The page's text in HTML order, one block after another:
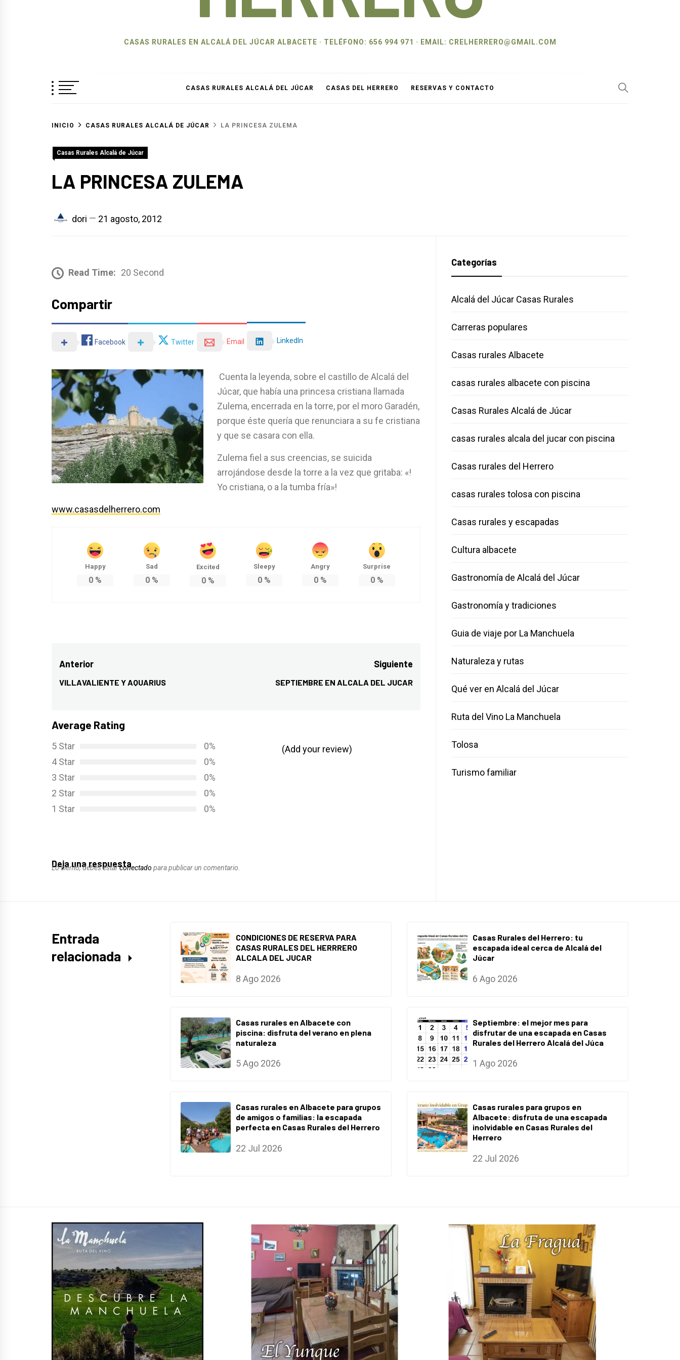
CASAS RURALES EN ALCALÁ DEL JÚCAR ALBACETE · TELÉFONO: 656 994 971 · EMAIL: CRELHERRERO@GMAIL.COM
CASAS RURALES ALCALÁ DEL JÚCAR CASAS DEL HERRERO RESERVAS Y CONTACTO
INICIO CASAS RURALES ALCALÁ DE JÚCAR LA PRINCESA ZULEMA
Casas Rurales Alcalá de Júcar
LA PRINCESA ZULEMA
dori 21 agosto, 2012
Read Time: 20 Second
Compartir
Facebook Twitter Email LinkedIn
Cuenta la leyenda, sobre el castillo de Alcalá del
Júcar, que había una princesa cristiana llamada
Zulema, encerrada en la torre, por el moro Garadén,
porque éste quería que renunciara a su fe cristiana
y que se casara con ella.
Zulema fiel a sus creencias, se suicida
arrojándose desde la torre a la vez que gritaba: «!
Yo cristiana, o a la tumba fría»!
www.casasdelherrero.com
Happy
0 %
Sad
0%
Excited
0%
Sleepy
0 %
Angry
0 %
Surprise
0%
Navegación
de
Anterior
Entrada
VILLAVALIENTE Y AQUARIUS
Siguiente
Entrada
SEPTIEMBRE EN ALCALA DEL JUCAR
Average Rating
5 Star
0%
4 Star
0%
3 Star
0%
2 Star
0%
1 Star
0%
(Add your review)
Deja una respuesta
Lo siento, debes estarconectado para publicar un comentario.
Categorías
Alcalá del Júcar Casas Rurales
Carreras populares
Casas rurales Albacete
casas rurales albacete con piscina
Casas Rurales Alcalá de Júcar
casas rurales alcala del jucar con piscina
Casas rurales del Herrero
casas rurales tolosa con piscina
Casas rurales y escapadas
Cultura albacete
Gastronomía de Alcalá del Júcar
Gastronomía y tradiciones
Guia de viaje por La Manchuela
Naturaleza y rutas
Qué ver en Alcalá del Júcar
Ruta del Vino La Manchuela
Tolosa
Turismo familiar
Entrada
relacionada
CONDICIONES DE RESERVA PARA
CASAS RURALES DEL HERRRERO
ALCALA DEL JUCAR
8 Ago 2026
Casas Rurales del Herrero: tu
escapada ideal cerca de Alcalá del
Júcar
6 Ago 2026
Casas rurales en Albacete con
piscina: disfruta del verano en plena
naturaleza
5 Ago 2026
Septiembre: el mejor mes para
disfrutar de una escapada en Casas
Rurales del Herrero Alcalá del Júca
1 Ago 2026
Casas rurales en Albacete para grupos
de amigos o familias: la escapada
perfecta en Casas Rurales del Herrero
22 Jul 2026
Casas rurales para grupos en
Albacete: disfruta de una escapada
inolvidable en Casas Rurales del
Herrero
22 Jul 2026